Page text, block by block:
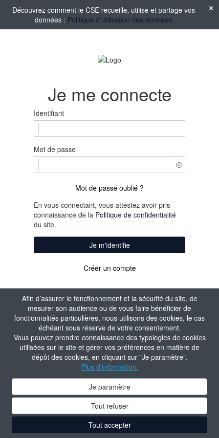
Afin d’assurer le fonctionnement et la sécurité du site, de
mesurer son audience ou de vous faire bénéficier de
fonctionnalités particulières, nous utilisons des cookies, le cas
échéant sous réserve de votre consentement.
Vous pouvez prendre connaissance des typologies de cookies
utilisées sur le site et gérer vos préférences en matière de
dépôt des cookies, en cliquant sur "Je paramètre".
Plus d'information.
Je paramètre
Tout refuser
Tout accepter
Découvrez comment le CSE recueille, utilise et partage vos
données : Politique d'utilisation des données
Je me connecte
Identifiant
Mot de passe
Mot de passe oublié ?
En vous connectant, vous attestez avoir pris
connaissance de la Politique de confidentialité
du site.
Je m'identifie
Créer un compte